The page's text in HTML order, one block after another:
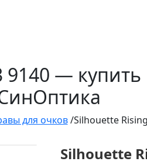
9140 —
для очков /Silhouette
Silhouette